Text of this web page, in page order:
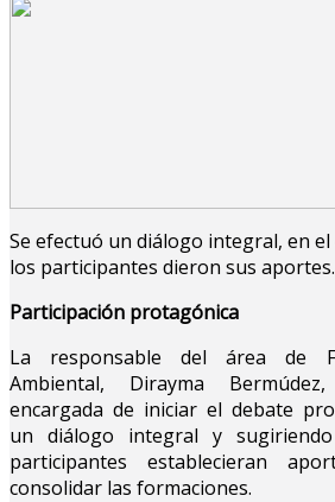
Se efectuó un diálogo integral, en el
los participantes dieron sus aportes.
Participación protagónica
La responsable del área de
Ambiental, Dirayma
encargada de iniciar el debate
un diálogo integral y
participantes establecieran
consolidar las formaciones.